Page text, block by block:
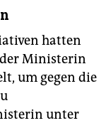
hatten
der Ministerin
um gegen die
unter